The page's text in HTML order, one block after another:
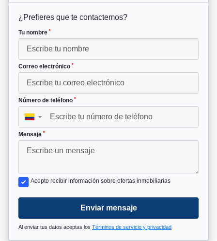
¿Prefieres que te contactemos?
Tu nombre *
Correo electrónico *
Número de teléfono *
▼
Mensaje *
Acepto recibir información sobre ofertas inmobiliarias
Enviar mensaje
Al enviar tus datos aceptas los Términos de servicio y privacidad